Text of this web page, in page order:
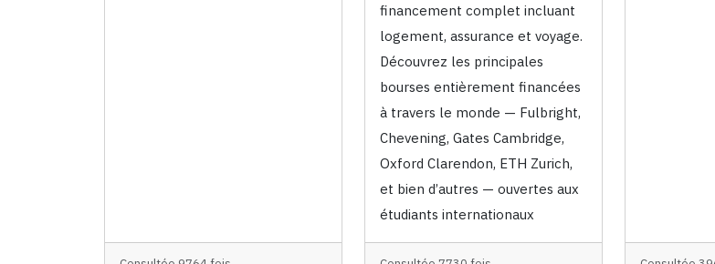
financement complet incluant
logement, assurance et voyage.
Découvrez les principales
bourses entièrement financées
à travers le monde — Fulbright,
Chevening, Gates Cambridge,
Oxford Clarendon, ETH Zurich,
et bien d’autres — ouvertes aux
étudiants internationaux